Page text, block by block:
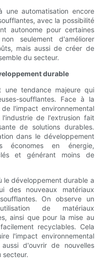
automatisation encore
avec la possibilité
autonome pour certaines
seulement d'améliorer
mais aussi de créer de
du secteur.
durable
une tendance majeure qui
soufflantes. Face à la
l'impact environnemental
de l'extrusion fait
de solutions durables.
dans le développement
économes en énergie,
et générant moins de
le développement durable a
des nouveaux matériaux
On observe un
de matériaux
ainsi que pour la mise au
recyclables. Cela
l'impact environnemental
d'ouvrir de nouvelles
secteur.